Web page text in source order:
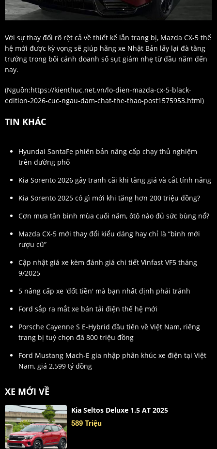
Với sự thay đổi rõ rệt cả về thiết kế lẫn trang bị, Mazda CX-5 thế
hệ mới được kỳ vọng sẽ giúp hãng xe Nhật Bản lấy lại đà tăng
trưởng trong bối cảnh doanh số sụt giảm nhẹ từ đầu năm đến
nay.
(Nguồn:https://kienthuc.net.vn/lo-dien-mazda-cx-5-black-
edition-2026-cuc-ngau-dam-chat-the-thao-post1575953.html)
TIN KHÁC
Hyundai SantaFe phiên bản nâng cấp chạy thủ nghiệm
trên đường phố
Kia Sorento 2026 gây tranh cãi khi tăng giá và cắt tính năng
Kia Sorento 2025 có gì mới khi tăng hơn 200 triệu đồng?
Cơn mưa tân binh mùa cuối năm, ôtô nào đủ sức bùng nổ?
Mazda CX-5 mới thay đổi kiểu dáng hay chỉ là “bình mới
rượu cũ”
Cập nhật giá xe kèm đánh giá chi tiết Vinfast VF5 tháng
9/2025
5 nâng cấp xe 'đốt tiền' mà bạn nhất định phải tránh
Ford sắp ra mắt xe bán tải điện thế hệ mới
Porsche Cayenne S E-Hybrid đầu tiên về Việt Nam, riêng
trang bị tuỳ chọn đã 800 triệu đồng
Ford Mustang Mach-E gia nhập phân khúc xe điện tại Việt
Nam, giá 2,599 tỷ đồng
XE MỚI VỀ
Kia Seltos Deluxe 1.5 AT 2025
589 Triệu